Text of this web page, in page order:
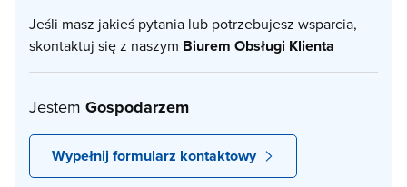
Jeśli masz jakieś pytania lub potrzebujesz wsparcia,
skontaktuj się z naszym Biurem Obsługi Klienta
Jestem Gospodarzem
Wypełnij formularz kontaktowy